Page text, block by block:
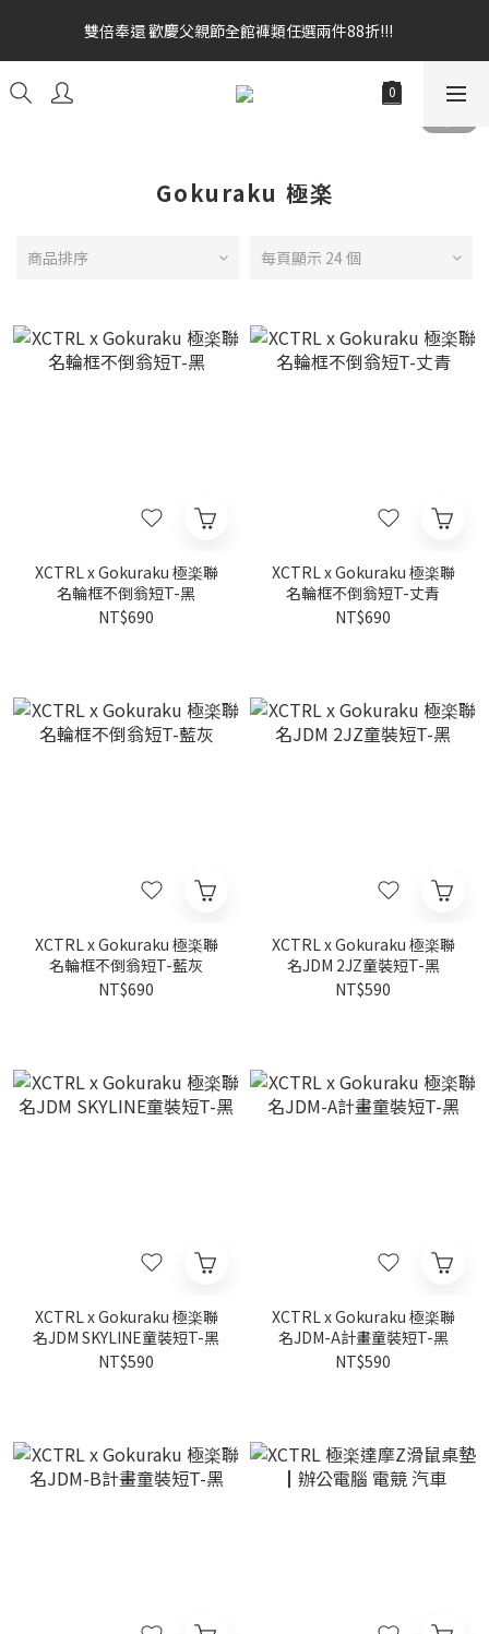
雙倍奉還 歡慶父親節全館褲類任選兩件88折!!!
雙倍奉還 歡慶父親節全館褲類任選兩件88折!!!
全館消費滿額$1680贈3D好野貓公仔(絲綢鐵黑) 滿額$2499贈達摩
金幣 送完為止!  滿$3000再贈現金卷$300元
Gokuraku 極楽
商品排序 每頁顯示 24 個
XCTRL x Gokuraku 極楽聯
名輪框不倒翁短T-黑
NT$690
XCTRL x Gokuraku 極楽聯
名輪框不倒翁短T-丈青
NT$690
XCTRL x Gokuraku 極楽聯
名輪框不倒翁短T-藍灰
NT$690
XCTRL x Gokuraku 極楽聯
名JDM 2JZ童裝短T-黑
NT$590
XCTRL x Gokuraku 極楽聯
名JDM SKYLINE童裝短T-黑
NT$590
XCTRL x Gokuraku 極楽聯
名JDM-A計畫童裝短T-黑
NT$590